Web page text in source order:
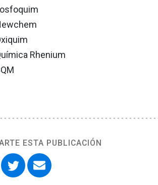
Rhenium
ESTA PUBLICACIÓN